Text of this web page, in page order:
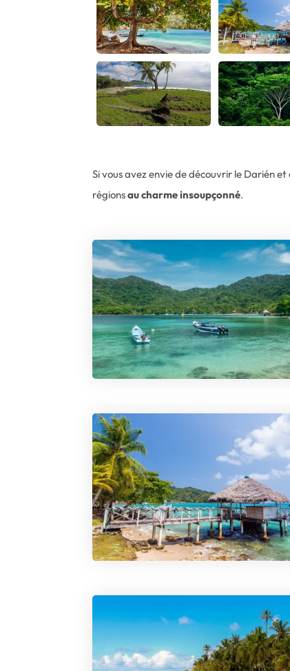
Si vous avez envie de découvrir le Darién
régionsau charme insoupçonné.